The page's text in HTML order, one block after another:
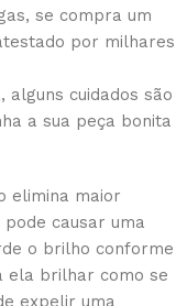
se compra um
por milhares
alguns cuidados são
a sua peça bonita
elimina maior
pode causar uma
o brilho conforme
ela brilhar como se
expelir uma